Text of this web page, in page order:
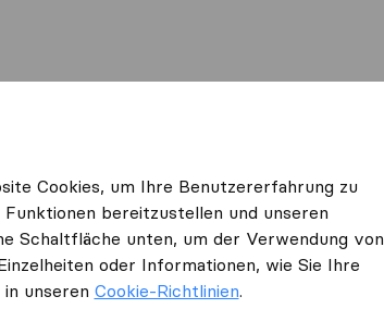
Cookies, um Ihre Benutzererfahrung zu
bereitzustellen und unseren
Schaltfläche unten, um der Verwendung von
oder Informationen, wie Sie Ihre
unseren Cookie-Richtlinien.
mit Ihnen in Verbindung setzen, um Ihre